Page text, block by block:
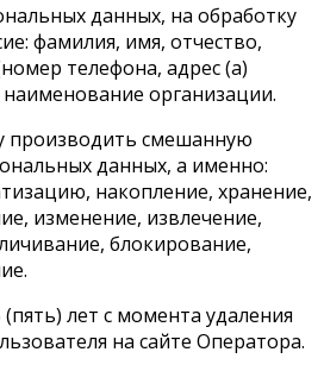
данных, на обработку
фамилия, имя, отчество,
телефона, адрес (а)
организации.
производить смешанную
данных, а именно:
накопление, хранение,
изменение, извлечение,
блокирование,
(пять) лет с момента удаления
на сайте Оператора.